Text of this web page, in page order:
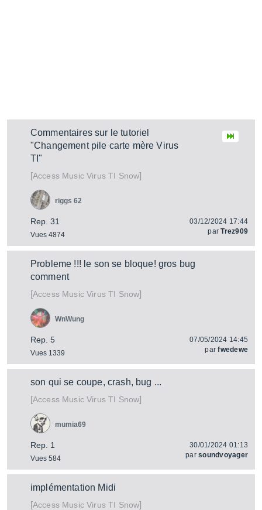
Commentaires sur le tutoriel
"Changement pile carte mère Virus
TI"
[Access MusicVirus TI Snow]
Rep. 31
Vues 4874
riggs 62
03/12/2024 17:44
parTrez909
Probleme !!! le son se bloque! gros bug
comment
[Access MusicVirus TI Snow]
Rep. 5
Vues 1339
WnWung
07/05/2024 14:45
parfwedewe
son qui se coupe, crash, bug ...
[Access MusicVirus TI Snow]
Rep. 1
Vues 584
mumia69
30/01/2024 01:13
parsoundvoyager
implémentation Midi
[Access MusicVirus TI Snow]